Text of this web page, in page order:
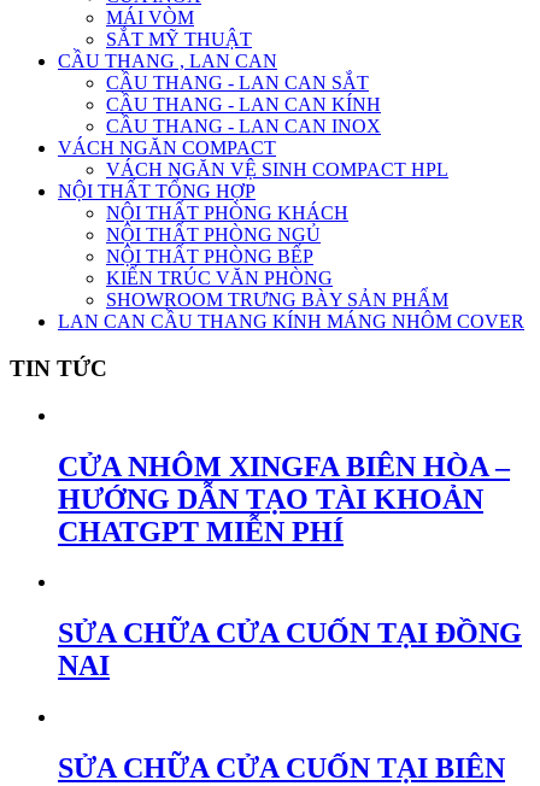
MÁI VÒM
SẮT MỸ THUẬT
CẦU THANG , LAN CAN
CẦU THANG - LAN CAN SẮT
CẦU THANG - LAN CAN KÍNH
CẦU THANG - LAN CAN INOX
VÁCH NGĂN COMPACT
VÁCH NGĂN VỆ SINH COMPACT HPL
NỘI THẤT TỔNG HỢP
NỘI THẤT PHÒNG KHÁCH
NỘI THẤT PHÒNG NGỦ
NỘI THẤT PHÒNG BẾP
KIẾN TRÚC VĂN PHÒNG
SHOWROOM TRƯNG BÀY SẢN PHẨM
LAN CAN CẦU THANG KÍNH MÁNG NHÔM COVER
TIN TỨC
CỬA NHÔM XINGFA BIÊN HÒA –
HƯỚNG DẪN TẠO TÀI KHOẢN
CHATGPT MIỄN PHÍ
SỬA CHỮA CỬA CUỐN TẠI ĐỒNG
NAI
SỬA CHỮA CỬA CUỐN TẠI BIÊN